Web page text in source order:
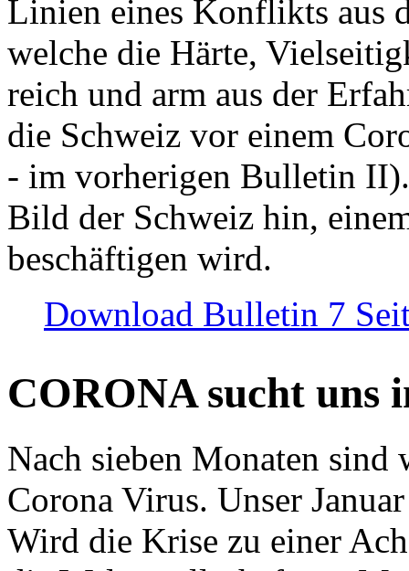
Linien eines Konflikts aus
welche die Härte,
reich und arm aus der
die Schweiz vor einem
- im vorherigen Bulletin
Bild der Schweiz hin,
beschäftigen wird.
Download Bulletin 7
CORONA sucht uns
Nach sieben Monaten
Corona Virus. Unser
Wird die Krise zu einer